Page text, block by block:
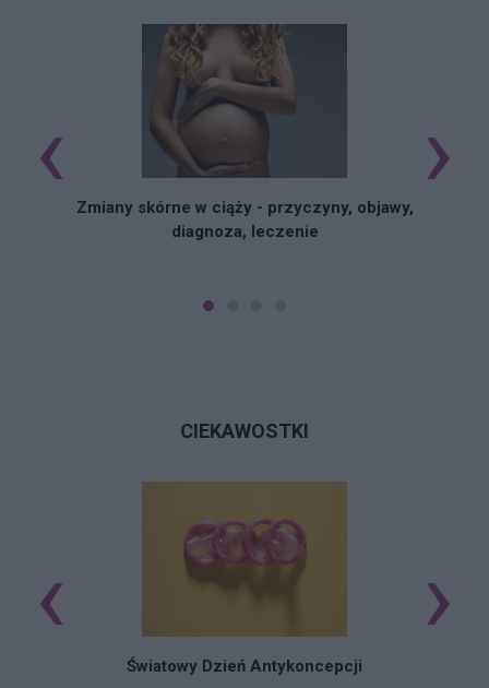
Zmiany skórne w ciąży - przyczyny, objawy,
diagnoza, leczenie
‹ ›
CIEKAWOSTKI
Światowy Dzień Antykoncepcji
‹ ›